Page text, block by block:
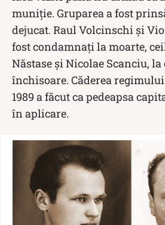
muniție. Gruparea a fost
dejucat. Raul Volcinschi și
fost condamnați la moarte,
Năstase și Nicolae Scanciu, la
închisoare. Căderea
1989 a făcut ca pedeapsa
în aplicare.